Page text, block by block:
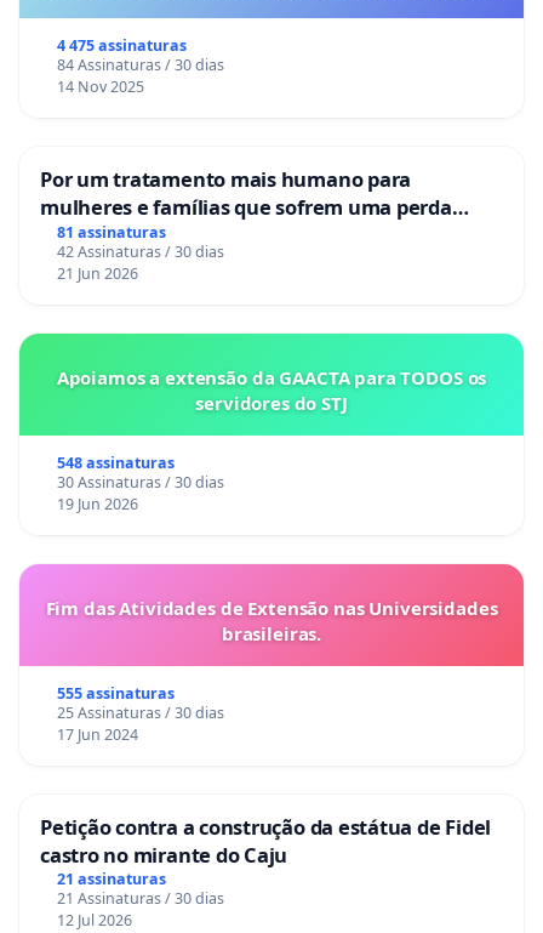
4 475 assinaturas
84 Assinaturas / 30 dias
14 Nov 2025
Por um tratamento mais humano para
mulheres e famílias que sofrem uma perda
gestacional nos hospitais portugueses
81 assinaturas
42 Assinaturas / 30 dias
21 Jun 2026
Apoiamos a extensão da GAACTA para TODOS os
servidores do STJ
548 assinaturas
30 Assinaturas / 30 dias
19 Jun 2026
Fim das Atividades de Extensão nas Universidades
brasileiras.
555 assinaturas
25 Assinaturas / 30 dias
17 Jun 2024
Petição contra a construção da estátua de Fidel
castro no mirante do Caju
21 assinaturas
21 Assinaturas / 30 dias
12 Jul 2026